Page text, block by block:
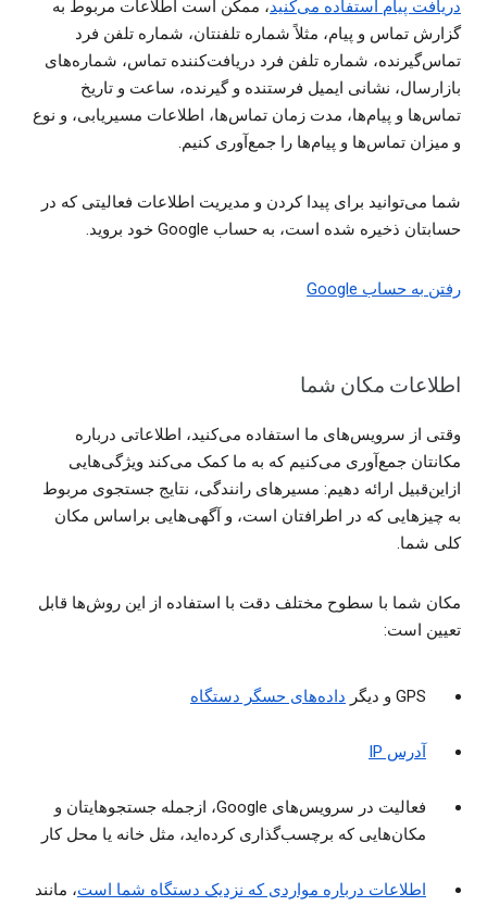
دریافت پیام استفاده می‌کنید، ممکن است اطلاعات مربوط به
گزارش تماس و پیام، مثلاً شماره تلفنتان، شماره تلفن فرد
تماس‌گیرنده، شماره تلفن فرد دریافت‌کننده تماس، شماره‌های
بازارسال، نشانی ایمیل فرستنده و گیرنده، ساعت و تاریخ
تماس‌ها و پیام‌ها، مدت زمان تماس‌ها، اطلاعات مسیریابی، و نوع
و میزان تماس‌ها و پیام‌ها را جمع‌آوری کنیم.
شما می‌توانید برای پیدا کردن و مدیریت اطلاعات فعالیتی که در
حسابتان ذخیره شده است، به حساب Google خود بروید.
رفتن به حساب Google
اطلاعات مکان شما
وقتی از سرویس‌های ما استفاده می‌کنید، اطلاعاتی درباره
مکانتان جمع‌آوری می‌کنیم که به ما کمک می‌کند ویژگی‌هایی
ازاین‌قبیل ارائه دهیم: مسیرهای رانندگی، نتایج جستجوی مربوط
به چیزهایی که در اطرافتان است، و آگهی‌هایی براساس مکان
کلی شما.
مکان شما با سطوح مختلف دقت با استفاده از این روش‌ها قابل
تعیین است:
GPS و دیگر داده‌های حسگر دستگاه
آدرس IP
فعالیت در سرویس‌های Google، ازجمله جستجوهایتان و
مکان‌هایی که برچسب‌گذاری کرده‌اید، مثل خانه یا محل کار
اطلاعات درباره مواردی که نزدیک دستگاه شما است، مانند